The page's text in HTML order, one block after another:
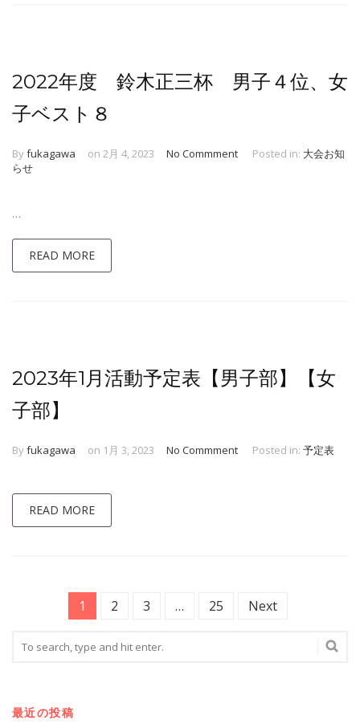
2022年度 鈴木正三杯 男子４位、女
子ベスト８
Byfukagawa on 2月 4, 2023 No Commment Posted in: 大会お知
らせ
…
READ MORE
2023年1月活動予定表【男子部】【女
子部】
Byfukagawa on 1月 3, 2023 No Commment Posted in: 予定表
READ MORE
1 2 3 … 25 Next
最近の投稿